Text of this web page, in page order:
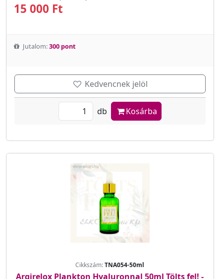
15 000 Ft
Jutalom:300 pont
Kedvencnek jelöl
db Kosárba
Cikkszám:TNA054-50ml
Argirelox Plankton Hyaluronnal 50ml Tölts fel! -